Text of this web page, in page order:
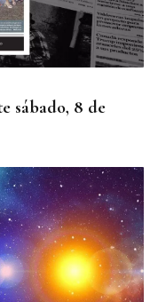
sábado, 8 de